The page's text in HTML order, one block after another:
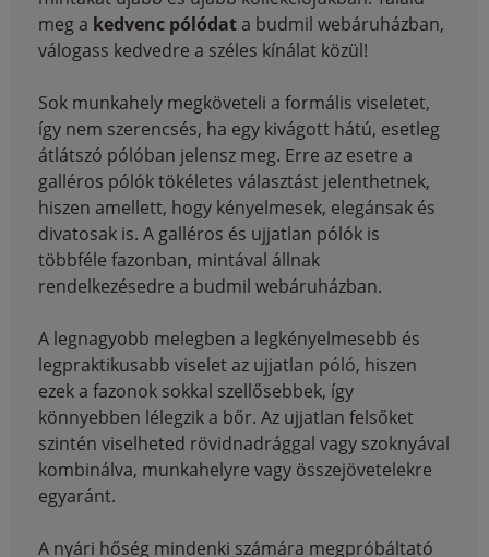
meg a kedvenc pólódat a budmil webáruházban,
válogass kedvedre a széles kínálat közül!
Sok munkahely megköveteli a formális viseletet,
így nem szerencsés, ha egy kivágott hátú, esetleg
átlátszó pólóban jelensz meg. Erre az esetre a
galléros pólók tökéletes választást jelenthetnek,
hiszen amellett, hogy kényelmesek, elegánsak és
divatosak is. A galléros és ujjatlan pólók is
többféle fazonban, mintával állnak
rendelkezésedre a budmil webáruházban.
A legnagyobb melegben a legkényelmesebb és
legpraktikusabb viselet az ujjatlan póló, hiszen
ezek a fazonok sokkal szellősebbek, így
könnyebben lélegzik a bőr. Az ujjatlan felsőket
szintén viselheted rövidnadrággal vagy szoknyával
kombinálva, munkahelyre vagy összejövetelekre
egyaránt.
A nyári hőség mindenki számára megpróbáltató